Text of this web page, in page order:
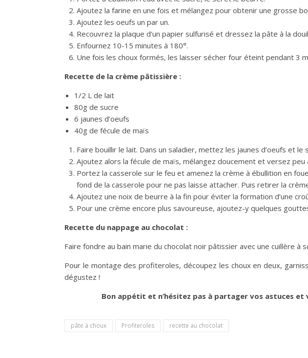
Ajoutez la farine en une fois et mélangez pour obtenir une grosse
Ajoutez les oeufs un par un.
Recouvrez la plaque d’un papier sulfurisé et dressez la pâte à la
Enfournez 10-15 minutes à 180°.
Une fois les choux formés, les laisser sécher four éteint pendant 3
Recette de la crème pâtissière :
1/2 L de lait
80g de sucre
6 jaunes d’oeufs
40g de fécule de maïs
Faire bouillir le lait. Dans un saladier, mettez les jaunes d’oeufs et
Ajoutez alors la fécule de maïs, mélangez doucement et versez
Portez la casserole sur le feu et amenez la crème à ébullition en
fond de la casserole pour ne pas laisse attacher. Puis retirer la
Ajoutez une noix de beurre à la fin pour éviter la formation d’une
Pour une crème encore plus savoureuse, ajoutez-y quelques
Recette du nappage au chocolat :
Faire fondre au bain marie du chocolat noir pâtissier avec une cuillère
Pour le montage des profiteroles, découpez les choux en deux,
dégustez !
Bon appétit et n’hésitez pas à partager vos astuces
pâte à choux Profiteroles recette au chocolat